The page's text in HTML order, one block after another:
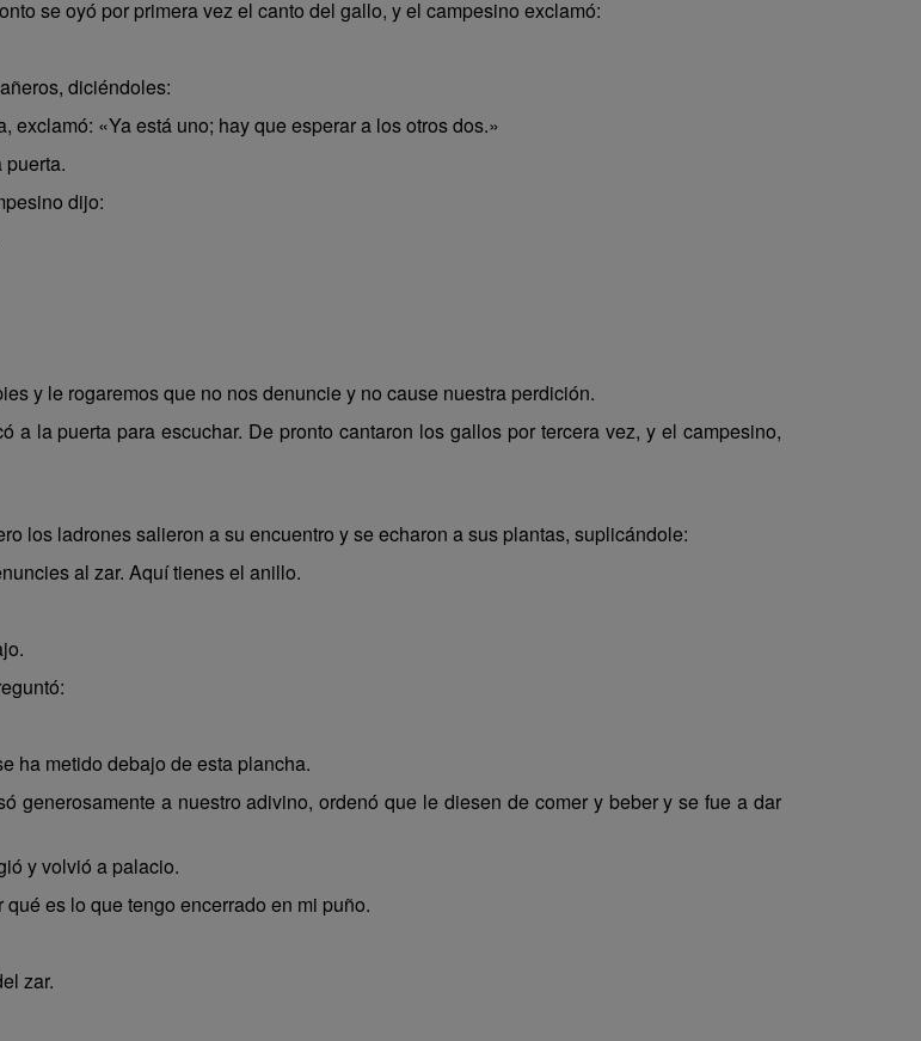
se oyó por primera vez el canto del gallo, y el campesino exclamó:
diciéndoles:
«Ya está uno; hay que esperar a los otros dos.»
dijo:
y le rogaremos que no nos denuncie y no cause nuestra perdición.
la puerta para escuchar. De pronto cantaron los gallos por tercera vez, y el campesino,
los ladrones salieron a su encuentro y se echaron a sus plantas, suplicándole:
al zar. Aquí tienes el anillo.
ha metido debajo de esta plancha.
generosamente a nuestro adivino, ordenó que le diesen de comer y beber y se fue a dar
y volvió a palacio.
es lo que tengo encerrado en mi puño.
zar.